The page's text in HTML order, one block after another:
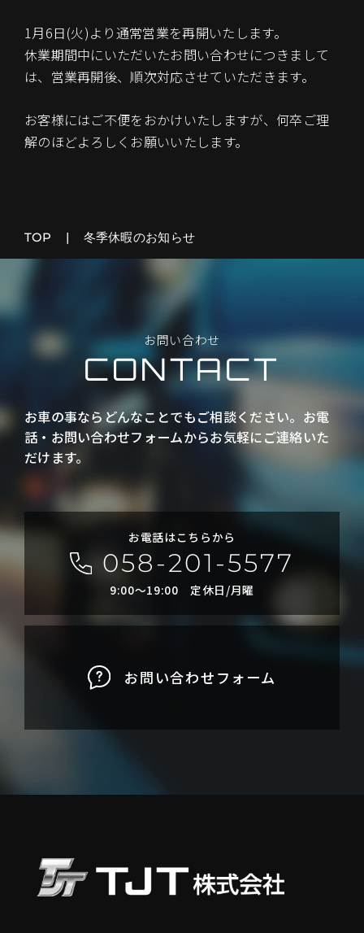
1月6日(火)より通常営業を再開いたします。
休業期間中にいただいたお問い合わせにつきまして
は、営業再開後、順次対応させていただきます。
お客様にはご不便をおかけいたしますが、何卒ご理
解のほどよろしくお願いいたします。
TOP 冬季休暇のお知らせ
お問い合わせ
CONTACT
お車の事ならどんなことでもご相談ください。お電
話・お問い合わせフォームからお気軽にご連絡いた
だけます。
お電話はこちらから
058-201-5577
9:00〜19:00 定休日/月曜
お問い合わせフォーム